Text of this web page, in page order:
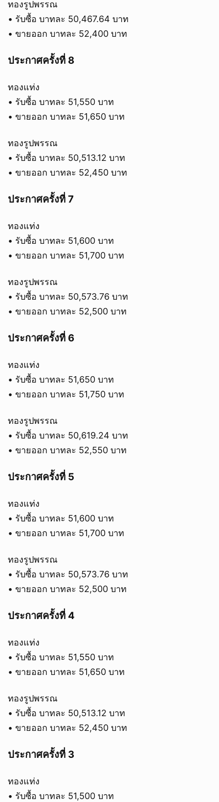
ทองรูปพรรณ
• รับซื้อ บาทละ 50,467.64 บาท
• ขายออก บาทละ 52,400 บาท
ประกาศครั้งที่ 8
ทองแท่ง
• รับซื้อ บาทละ 51,550 บาท
• ขายออก บาทละ 51,650 บาท
ทองรูปพรรณ
• รับซื้อ บาทละ 50,513.12 บาท
• ขายออก บาทละ 52,450 บาท
ประกาศครั้งที่ 7
ทองแท่ง
• รับซื้อ บาทละ 51,600 บาท
• ขายออก บาทละ 51,700 บาท
ทองรูปพรรณ
• รับซื้อ บาทละ 50,573.76 บาท
• ขายออก บาทละ 52,500 บาท
ประกาศครั้งที่ 6
ทองแท่ง
• รับซื้อ บาทละ 51,650 บาท
• ขายออก บาทละ 51,750 บาท
ทองรูปพรรณ
• รับซื้อ บาทละ 50,619.24 บาท
• ขายออก บาทละ 52,550 บาท
ประกาศครั้งที่ 5
ทองแท่ง
• รับซื้อ บาทละ 51,600 บาท
• ขายออก บาทละ 51,700 บาท
ทองรูปพรรณ
• รับซื้อ บาทละ 50,573.76 บาท
• ขายออก บาทละ 52,500 บาท
ประกาศครั้งที่ 4
ทองแท่ง
• รับซื้อ บาทละ 51,550 บาท
• ขายออก บาทละ 51,650 บาท
ทองรูปพรรณ
• รับซื้อ บาทละ 50,513.12 บาท
• ขายออก บาทละ 52,450 บาท
ประกาศครั้งที่ 3
ทองแท่ง
• รับซื้อ บาทละ 51,500 บาท